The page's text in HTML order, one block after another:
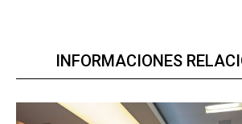
INFORMACIONES